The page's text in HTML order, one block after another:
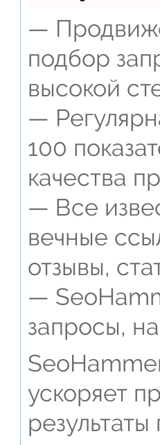
—
подбор
высокой
—
100
качества
— Все
вечные
отзывы,
—
запросы,
ускоряет